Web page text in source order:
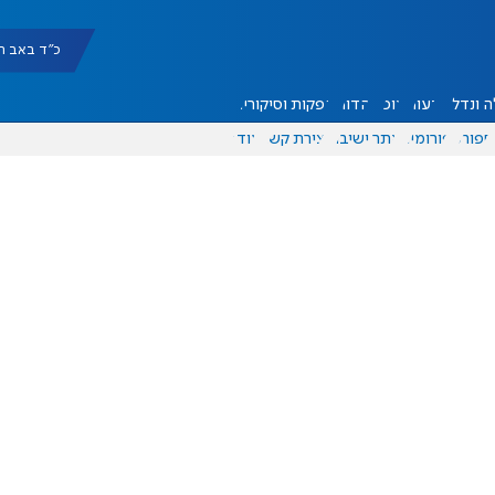
כ"ד באב תשפ"ו
ונדל"ן דעות אוכל יהדות הפקות וסיקורים
ספורט פורומים אתר ישיבה יצירת קשר עוד